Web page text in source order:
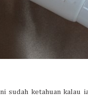
sudah ketahuan kalau